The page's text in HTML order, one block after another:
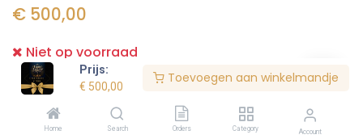
Prijs:
€ 500,00
Toevoegen aan winkelmandje
Home Search Orders Category Account
€ 500,00
Niet op voorraad
Bestel nu